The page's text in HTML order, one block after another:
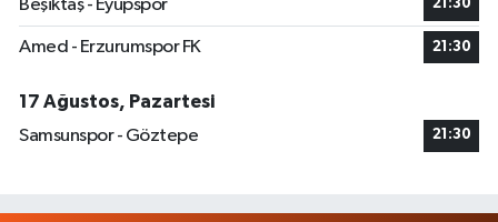
Beşiktaş - Eyüpspor 21:30
Amed - Erzurumspor FK 21:30
17 Ağustos, Pazartesi
Samsunspor - Göztepe
21:30